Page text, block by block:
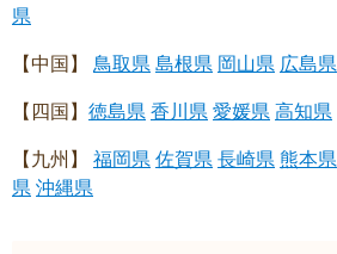
県
【中国】 鳥取県 島根県 岡山県 広島県
【四国】 徳島県 香川県 愛媛県 高知県
【九州】 福岡県 佐賀県 長崎県 熊本県
県 沖縄県